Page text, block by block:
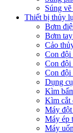
Súng
Thiết bị thủy
Bơm
Bơm
Cảo
Con đội
Con đội
Con
Dụng
Kìm
Kìm cắt
Máy
Máy ép
Máy